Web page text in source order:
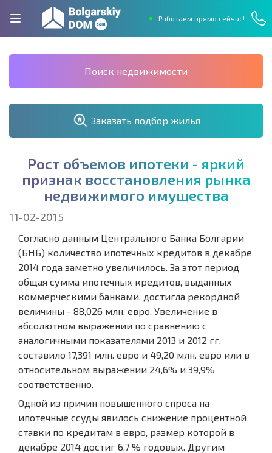
Работаем прямо сейчас!
Поиск недвижимости
Заказать подбор жилья
Рост объемов ипотеки - яркий
признак восстановления рынка
недвижимого имущества
11-02-2015
Согласно данным Центрального Банка Болгарии
(БНБ) количество ипотечных кредитов в декабре
2014 года заметно увеличилось. За этот период
общая сумма ипотечных кредитов, выданных
коммерческими банками, достигла рекордной
величины - 88,026 млн. евро. Увеличение в
абсолютном выражении по сравнению с
аналогичными показателями 2013 и 2012 гг.
составило 17,391 млн. евро и 49,20 млн. евро или в
относительном выражении 24,6% и 39,9%
соответственно.
Одной из причин повышенного спроса на
ипотечные ссуды явилось снижение процентной
ставки по кредитам в евро, размер которой в
декабре 2014 достиг 6,7 % годовых. Другим